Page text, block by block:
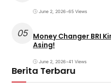
June 2, 2026•65 Views
05 Money Changer BRI
Asing!
June 2, 2026•41 Views
Berita Terbaru